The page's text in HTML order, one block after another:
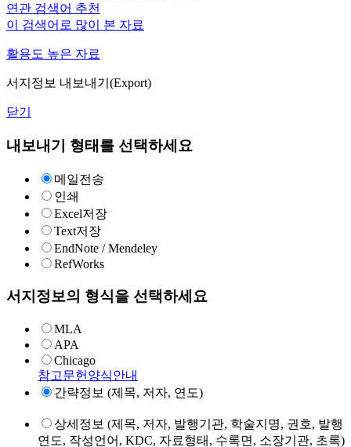
연관 검색어 추천
이 검색어로 많이 본 자료
활용도 높은 자료
서지정보 내보내기(Export)
닫기
내보내기 형태를 선택하세요
메일전송
인쇄
Excel저장
Text저장
EndNote / Mendeley
RefWorks
서지정보의 형식을 선택하세요
MLA
APA
Chicago
참고문헌양식안내
간략정보 (제목, 저자, 연도)
상세정보 (제목, 저자, 발행기관, 학술지명, 권호, 발행
연도, 작성언어, KDC, 자료형태, 수록면, 소장기관, 초록)